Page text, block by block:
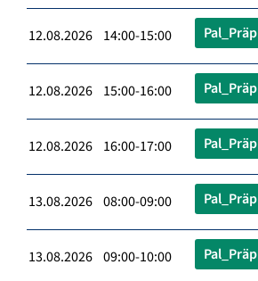
12.08.2026 14:00-15:00 Pal_Präp
12.08.2026 15:00-16:00 Pal_Präp
12.08.2026 16:00-17:00 Pal_Präp
13.08.2026 08:00-09:00 Pal_Präp
13.08.2026 09:00-10:00 Pal_Präp